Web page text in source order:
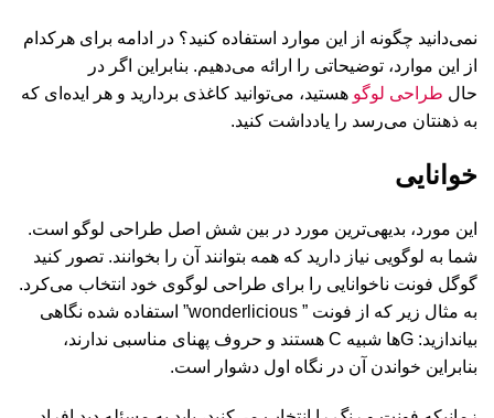
نمی‌دانید چگونه از این موارد استفاده کنید؟ در ادامه برای هرکدام
از این موارد، توضیحاتی را ارائه می‌دهیم. بنابراین اگر در
حال طراحی لوگو هستید، می‌توانید کاغذی بردارید و هر ایده‌ای که
به ذهنتان می‌رسد را یادداشت کنید.
خوانایی
این مورد، بدیهی‌ترین مورد در بین شش اصل طراحی لوگو است.
شما به لوگویی نیاز دارید که همه بتوانند آن را بخوانند. تصور کنید
گوگل فونت ناخوانایی را برای طراحی لوگوی خود انتخاب می‌کرد.
به مثال زیر که از فونت ” wonderlicious” استفاده شده نگاهی
بیاندازید: Gها شبیه C هستند و حروف پهنای مناسبی ندارند،
بنابراین خواندن آن در نگاه اول دشوار است.